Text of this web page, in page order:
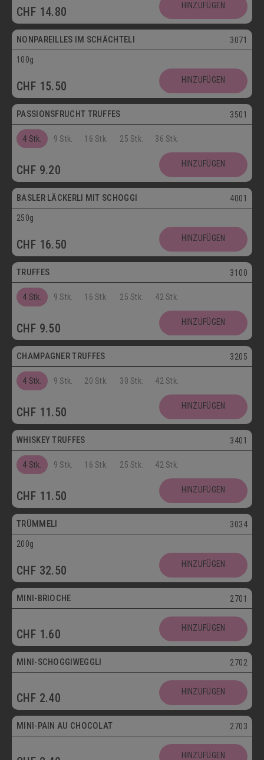
CHF 14.80 HINZUFÜGEN
Postversand
NONPAREILLES IM SCHÄCHTELI 3071
100g
CHF 15.50 HINZUFÜGEN
Postversand
PASSIONSFRUCHT TRUFFES 3501
4 Stk. 9 Stk. 16 Stk. 25 Stk. 36 Stk.
CHF 9.20 HINZUFÜGEN
Vegetarisch
BASLER LÄCKERLI MIT SCHOGGI 4001
250g
CHF 16.50 HINZUFÜGEN
Vegetarisch
TRUFFES 3100
4 Stk. 9 Stk. 16 Stk. 25 Stk. 42 Stk.
CHF 9.50 HINZUFÜGEN
Postversand
CHAMPAGNER TRUFFES 3205
4 Stk. 9 Stk. 20 Stk. 30 Stk. 42 Stk.
CHF 11.50 HINZUFÜGEN
Vegetarisch
WHISKEY TRUFFES 3401
4 Stk. 9 Stk. 16 Stk. 25 Stk. 42 Stk.
CHF 11.50 HINZUFÜGEN
Vegetarisch
TRÜMMELI 3034
200g
CHF 32.50 HINZUFÜGEN
Vegetarisch
MINI-BRIOCHE 2701
CHF 1.60 HINZUFÜGEN
Vegetarisch
MINI-SCHOGGIWEGGLI 2702
CHF 2.40 HINZUFÜGEN
Vegetarisch
MINI-PAIN AU CHOCOLAT 2703
HINZUFÜGEN